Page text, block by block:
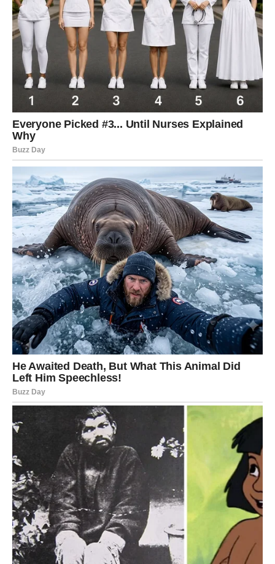
Zaključno
, iako su mehanički otvarači za konzerve već
dugo prisutni u našim domaćinstvima, novi pristup u
otvaranju konzervi izazvao je veliku pažnju. Ovaj pristup
može biti vrlo efikasan, ali zahteva dodatnu veštinu i
pažnju prilikom primene. Iako je u većini domaćinstava
još uvek zastupljena tradicionalna metoda, sve više ljudi
istražuje nove načine kako bi unapredili svoje kuhinjske
rutine. Bez obzira na to, ova inovacija zaslužuje pažnju,
jer može biti korisna u određenim situacijama i
potencijalno postati širi trend u budućnosti.